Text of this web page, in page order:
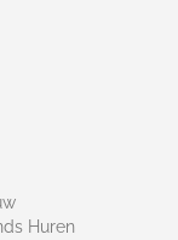
Huren